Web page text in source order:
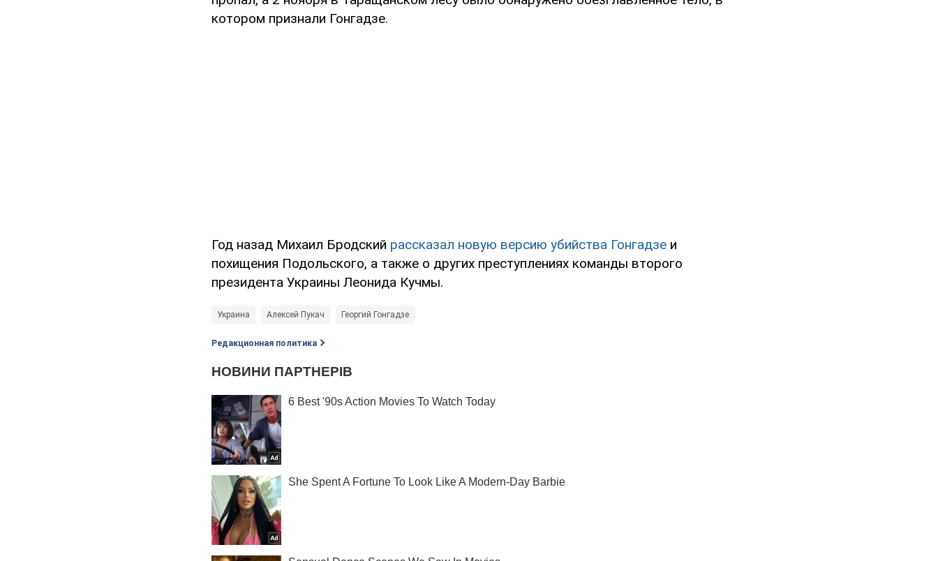
котором признали Гонгадзе.
Год назад Михаил Бродский рассказал новую версию убийства Гонгадзе и
похищения Подольского, а также о других преступлениях команды второго
президента Украины Леонида Кучмы.
Украина Алексей Пукач Георгий Гонгадзе
Редакционная политика